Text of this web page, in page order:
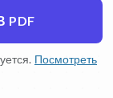
PDF
Посмотреть